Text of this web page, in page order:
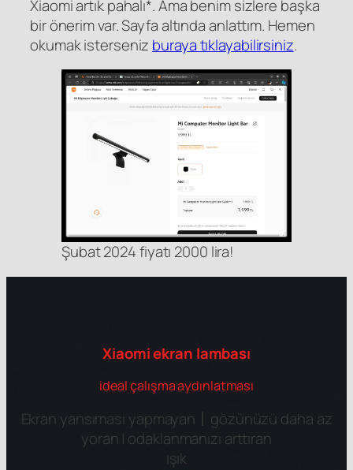
Xiaomi artık pahalı*. Ama benim sizlere başka
bir önerim var. Sayfa altında anlattım. Hemen
okumak isterseniz buraya tıklayabilirsiniz.
Şubat 2024 fiyatı 2000 lira!
Xiaomi ekran lambası
ideal çalışma aydınlatması
Ekran yansıması yapmayan丨gözünüzü daha az
yoran | odaklanmanızı arttıran
ışık